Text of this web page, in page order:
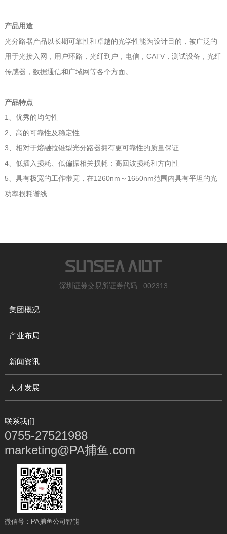
产品用途
光分路器产品以长期可靠性和卓越的光学性能为设计目的，被广泛的
用于光接入网，用户环路，光纤到户，电信，CATV，测试设备，光纤
传感器，数据通信和广域网等各个方面。
产品特点
1、优秀的均匀性
2、高的可靠性及稳定性
3、相对于熔融拉锥型光分路器拥有更可靠性的质量保证
4、低插入损耗、低偏振相关损耗；高回波损耗和方向性
5、具有极宽的工作带宽，在1260nm～1650nm范围内具有平坦的光
功率损耗谱线
深圳证券交易所证券代码 : 002313
集团概况
产业布局
新闻资讯
人才发展
联系我们
0755-27521988
marketing@PA捕鱼.com
微信号：PA捕鱼公司智能